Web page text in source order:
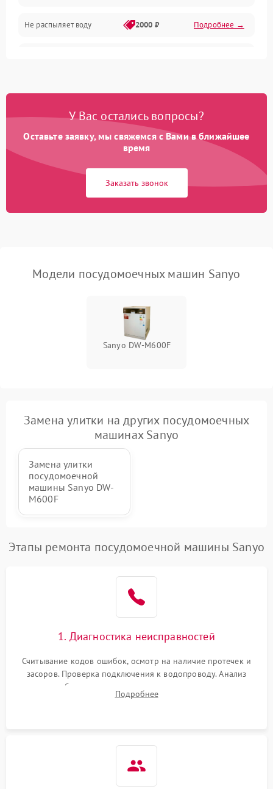
Программное обеспечение
Не распыляет воду 2000 ₽ Подробнее →
Проблемы с набором
Не работает сушилка 2100 ₽ Подробнее →
Сбои в работе таймера 1700 ₽
У Вас остались вопросы?
Оставьте заявку, мы свяжемся с Вами в ближайшее
время
Заказать звонок
Модели посудомоечных машин Sanyo
Sanyo DW-M600F
Замена улитки на других посудомоечных
машинах Sanyo
Замена улитки
посудомоечной
машины Sanyo DW-
M600F
Этапы ремонта посудомоечной машины Sanyo
1. Диагностика неисправностей
Считывание кодов ошибок, осмотр на наличие протечек и
засоров. Проверка подключения к водопроводу. Анализ
жалоб на отсутствие слива, нагрева, вращения
разбрызгивателей или срабатывание системы защиты
Подробнее